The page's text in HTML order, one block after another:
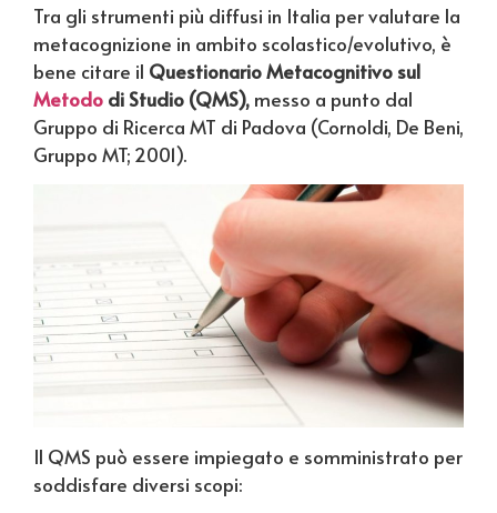
Tra gli strumenti più diffusi in Italia per valutare la
metacognizione in ambito scolastico/evolutivo, è
bene citare il Questionario Metacognitivo sul
Metodo di Studio (QMS), messo a punto dal
Gruppo di Ricerca MT di Padova (Cornoldi, De Beni,
Gruppo MT; 2001).
Il QMS può essere impiegato e somministrato per
soddisfare diversi scopi: